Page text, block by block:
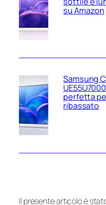
su Amazon
Samsung
perfetta
ribassato
Il presente articolo è